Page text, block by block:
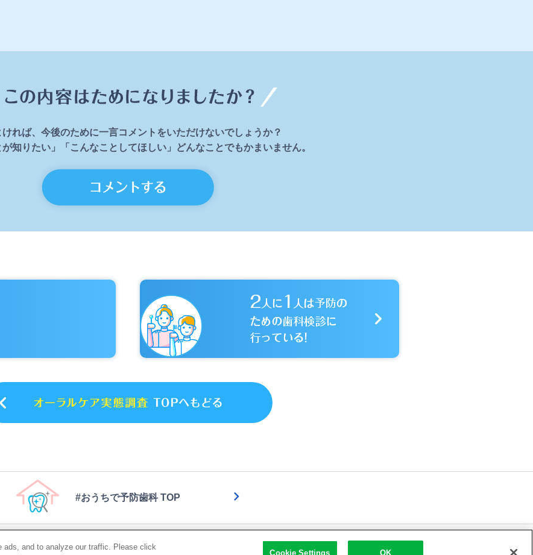
ければ、今後のために一言コメントをいただけないでしょうか？
が知りたい」「こんなことしてほしい」どんなことでもかまいません。
#おうちで予防歯科 TOP
利用者情報の外部送信ポリシー |
リシー お問い合わせ
ads, and to analyze our traffic. Please click
Cookie Settings OK